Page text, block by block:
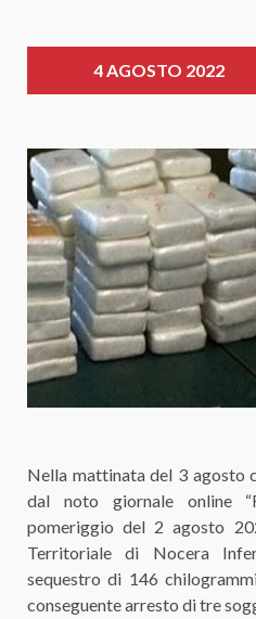
4 AGOSTO 2022
Nella mattinata del 3 agosto
dal noto giornale online
pomeriggio del 2 agosto
Territoriale di Nocera
sequestro di 146
conseguente arresto di tre